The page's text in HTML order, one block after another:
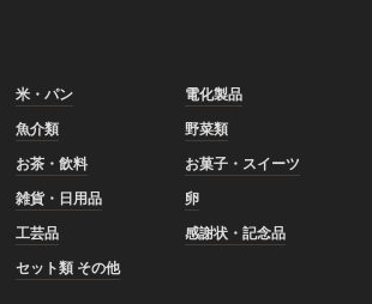
米・パン
電化製品
魚介類
野菜類
お茶・飲料
お菓子・スイーツ
雑貨・日用品
卵
工芸品
感謝状・記念品
セット類 その他